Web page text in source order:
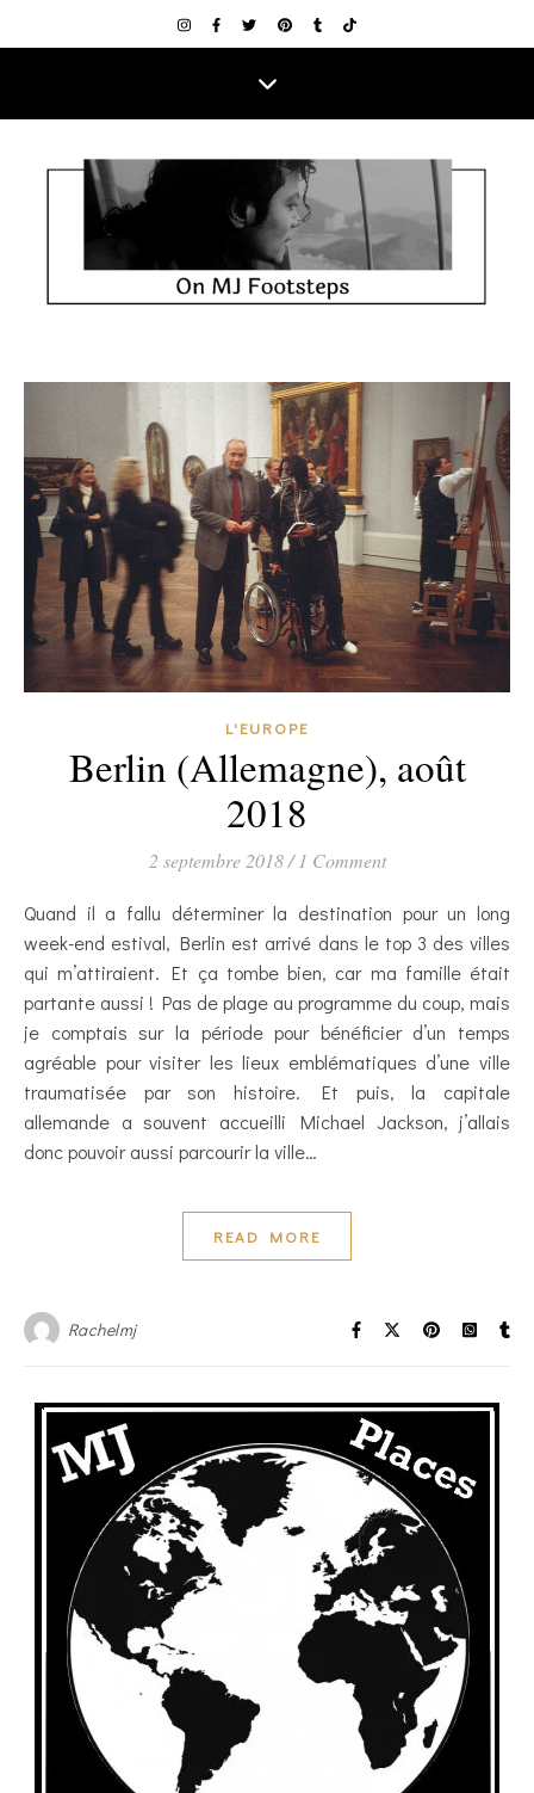
L'EUROPE
Berlin (Allemagne), août
2018
2 septembre 2018/ 1 Comment
Quand il a fallu déterminer la destination pour un long
week-end estival, Berlin est arrivé dans le top 3 des villes
qui m’attiraient. Et ça tombe bien, car ma famille était
partante aussi ! Pas de plage au programme du coup, mais
je comptais sur la période pour bénéficier d’un temps
agréable pour visiter les lieux emblématiques d’une ville
traumatisée par son histoire. Et puis, la capitale
allemande a souvent accueilli Michael Jackson, j’allais
donc pouvoir aussi parcourir la ville…
READ MORE
Rachelmj